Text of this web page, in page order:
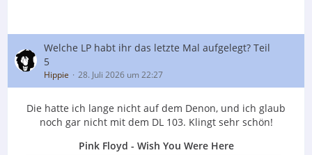
Welche LP habt ihr das letzte Mal aufgelegt? Teil
5
Hippie 28. Juli 2026 um 22:27
Die hatte ich lange nicht auf dem Denon, und ich glaub
noch gar nicht mit dem DL 103. Klingt sehr schön!
Pink Floyd - Wish You Were Here